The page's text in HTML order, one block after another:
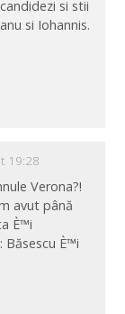
si stii
si Iohannis.
19:28
Verona?!
avut până
È™i
Băsescu È™i